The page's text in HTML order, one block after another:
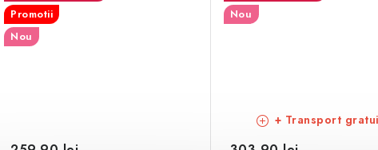
Promotii
Nou
Nou
+ Transport